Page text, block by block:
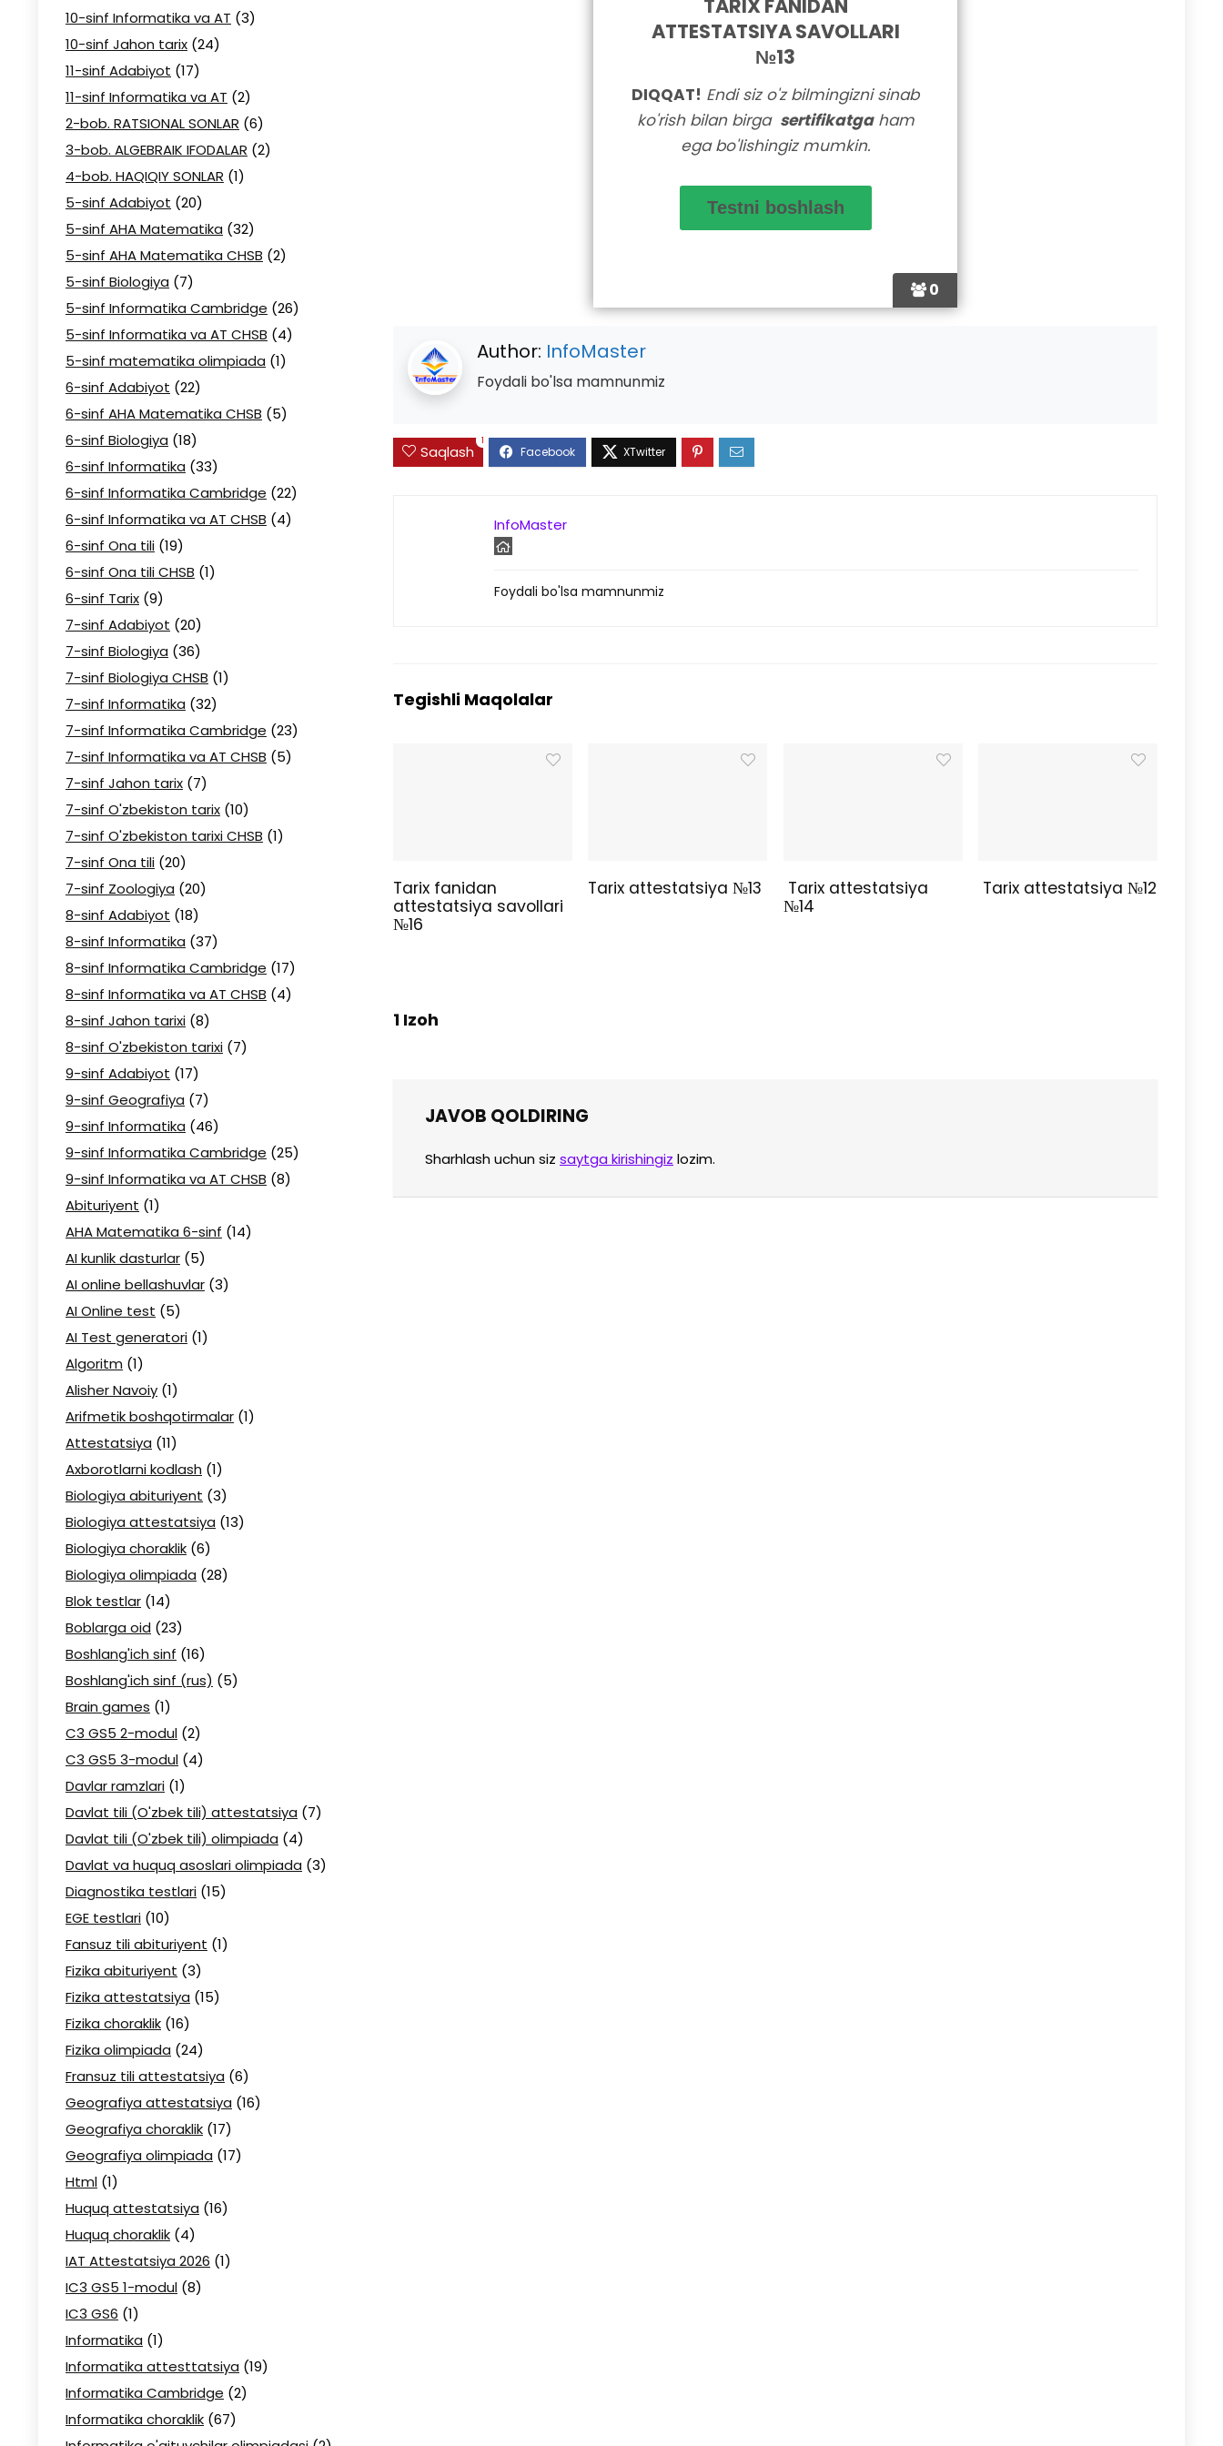
0
TARIX FANIDAN
ATTESTATSIYA SAVOLLARI
№13
DIQQAT! Endi siz o'z bilmingizni sinab
ko'rish bilan birga sertifikatgaham
ega bo'lishingiz mumkin.
Author: InfoMaster
Foydali bo'lsa mamnunmiz
Saqlash
1
InfoMaster
Foydali bo'lsa mamnunmiz
Tegishli Maqolalar
Tarix fanidan
attestatsiya savollari
№16
Tarix attestatsiya №13
Tarix attestatsiya
№14
Tarix attestatsiya №12
1 Izoh
JAVOB QOLDIRING
Sharhlash uchun siz saytga kirishingiz lozim.
10-sinf Informatika va AT (3)
10-sinf Jahon tarix (24)
11-sinf Adabiyot (17)
11-sinf Informatika va AT (2)
2-bob. RATSIONAL SONLAR (6)
3-bob. ALGEBRAIK IFODALAR (2)
4-bob. HAQIQIY SONLAR (1)
5-sinf Adabiyot (20)
5-sinf AHA Matematika (32)
5-sinf AHA Matematika CHSB (2)
5-sinf Biologiya (7)
5-sinf Informatika Cambridge (26)
5-sinf Informatika va AT CHSB (4)
5-sinf matematika olimpiada (1)
6-sinf Adabiyot (22)
6-sinf AHA Matematika CHSB (5)
6-sinf Biologiya (18)
6-sinf Informatika (33)
6-sinf Informatika Cambridge (22)
6-sinf Informatika va AT CHSB (4)
6-sinf Ona tili (19)
6-sinf Ona tili CHSB (1)
6-sinf Tarix (9)
7-sinf Adabiyot (20)
7-sinf Biologiya (36)
7-sinf Biologiya CHSB (1)
7-sinf Informatika (32)
7-sinf Informatika Cambridge (23)
7-sinf Informatika va AT CHSB (5)
7-sinf Jahon tarix (7)
7-sinf O'zbekiston tarix (10)
7-sinf O'zbekiston tarixi CHSB (1)
7-sinf Ona tili (20)
7-sinf Zoologiya (20)
8-sinf Adabiyot (18)
8-sinf Informatika (37)
8-sinf Informatika Cambridge (17)
8-sinf Informatika va AT CHSB (4)
8-sinf Jahon tarixi (8)
8-sinf O'zbekiston tarixi (7)
9-sinf Adabiyot (17)
9-sinf Geografiya (7)
9-sinf Informatika (46)
9-sinf Informatika Cambridge (25)
9-sinf Informatika va AT CHSB (8)
Abituriyent (1)
AHA Matematika 6-sinf (14)
AI kunlik dasturlar (5)
AI online bellashuvlar (3)
AI Online test (5)
AI Test generatori (1)
Algoritm (1)
Alisher Navoiy (1)
Arifmetik boshqotirmalar (1)
Attestatsiya (11)
Axborotlarni kodlash (1)
Biologiya abituriyent (3)
Biologiya attestatsiya (13)
Biologiya choraklik (6)
Biologiya olimpiada (28)
Blok testlar (14)
Boblarga oid (23)
Boshlang'ich sinf (16)
Boshlang'ich sinf (rus) (5)
Brain games (1)
C3 GS5 2-modul (2)
C3 GS5 3-modul (4)
Davlar ramzlari (1)
Davlat tili (O'zbek tili) attestatsiya (7)
Davlat tili (O'zbek tili) olimpiada (4)
Davlat va huquq asoslari olimpiada (3)
Diagnostika testlari (15)
EGE testlari (10)
Fansuz tili abituriyent (1)
Fizika abituriyent (3)
Fizika attestatsiya (15)
Fizika choraklik (16)
Fizika olimpiada (24)
Fransuz tili attestatsiya (6)
Geografiya attestatsiya (16)
Geografiya choraklik (17)
Geografiya olimpiada (17)
Html (1)
Huquq attestatsiya (16)
Huquq choraklik (4)
IAT Attestatsiya 2026 (1)
IC3 GS5 1-modul (8)
IC3 GS6 (1)
Informatika (1)
Informatika attesttatsiya (19)
Informatika Cambridge (2)
Informatika choraklik (67)